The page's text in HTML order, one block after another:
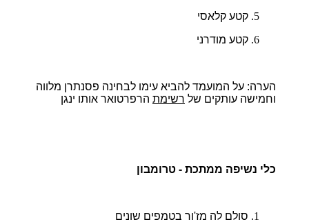
קטע קלאסי
קטע מודרני
הערה: על המועמד להביא עימו לבחינה פסנתרן מלווה
וחמישה עותקים של רשימת הרפרטואר אותו ינגן
כלי נשיפה ממתכת - טרומבון
סולם לה מז'ור בטמפים שונים